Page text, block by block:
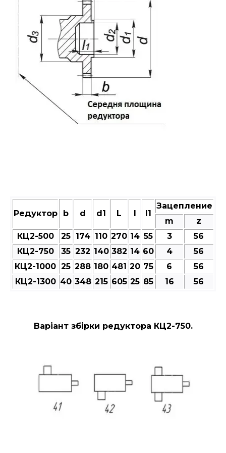
Редуктор b d d1 L l l1
Зацепление
m
z
КЦ2-500
25 174 110 270 14 55 3
56
КЦ2-750
35 232 140 382 14 60 4
56
КЦ2-1000 25 288 180 481 20 75 6
56
КЦ2-1300 40 348 215 605 25 85 16 56
Варіант збірки редуктора КЦ2-750.